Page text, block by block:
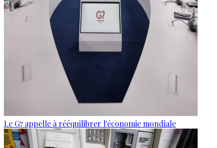
Le G7 appelle à rééquilibrer l'économie mondiale